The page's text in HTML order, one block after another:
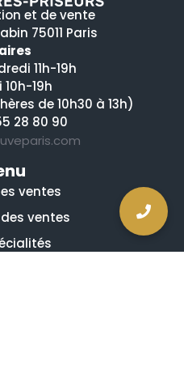
et de vente
75011 Paris
11h-19h
19h
de 10h30 à 13h)
28 80 90
ventes
ventes